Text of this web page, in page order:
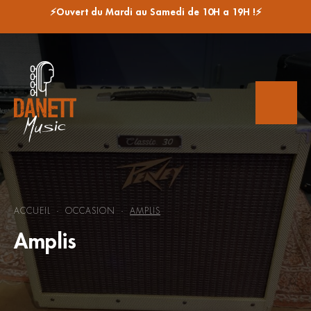
⚡Ouvert du Mardi au Samedi de 10H a 19H !⚡
Amplis
ACCUEIL - OCCASION - AMPLIS